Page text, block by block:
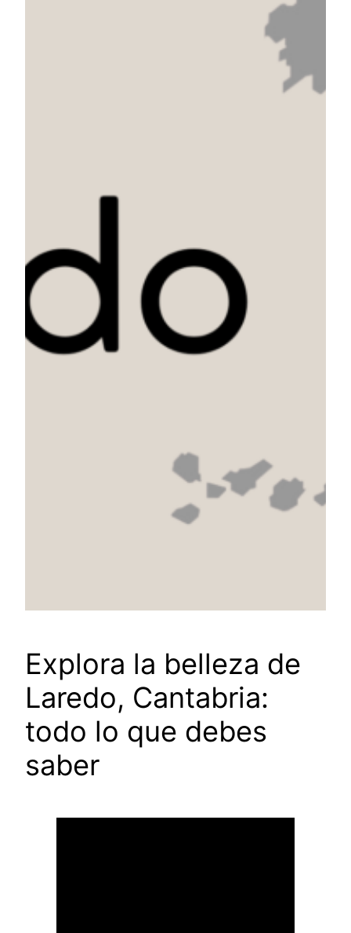
Explora la belleza de
Laredo, Cantabria:
todo lo que debes
saber